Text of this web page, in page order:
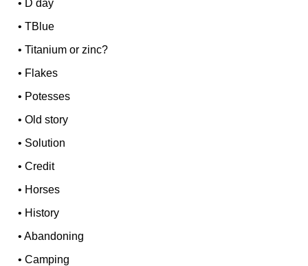
• D day
•TBlue
•Titanium or zinc?
• Flakes
• Potesses
•Old story
• Solution
•Credit
• Horses
• History
•Abandoning
•Camping